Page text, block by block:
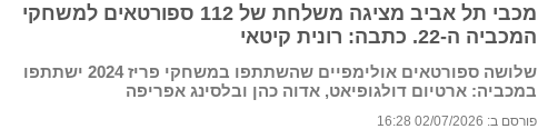
מכבי תל אביב מציגה משלחת של 112 ספורטאים למשחקי
המכביה ה-22. כתבה: רונית קיטאי
שלושה ספורטאים אולימפיים שהשתתפו במשחקי פריז 2024 ישתתפו
במכביה: ארטיום דולגופיאט, אדוה כהן ובלסינג אפריפה
פורסם ב: 02/07/2026 16:28